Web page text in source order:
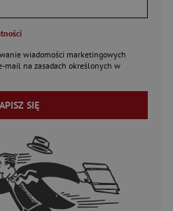
wiadomości marketingowych
mail na zasadach określonych w
SIĘ